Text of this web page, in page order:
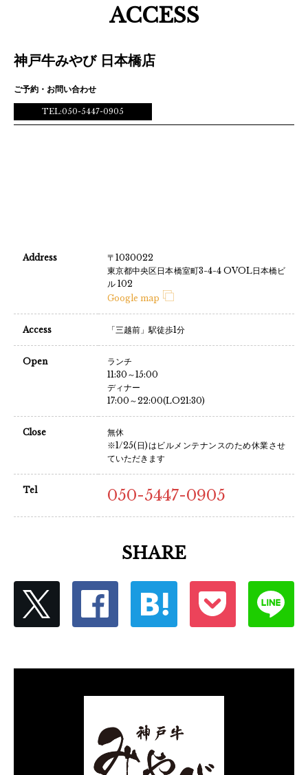
ACCESS
神戸牛みやび 日本橋店
ご予約・お問い合わせ
TEL:050-5447-0905
Address
〒1030022
東京都中央区日本橋室町3-4-4 OVOL日本橋ビ
ル 102
Google map
Access 「三越前」駅徒歩1分
Open
ランチ
11:30～15:00
ディナー
17:00～22:00(LO21:30)
Close
無休
※1/25(日)はビルメンテナンスのため休業させ
ていただきます
Tel 050-5447-0905
SHARE